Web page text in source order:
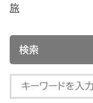
旅
検索